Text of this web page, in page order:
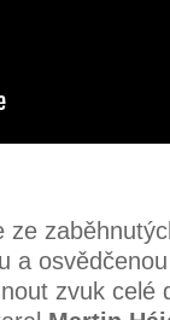
ze
a
zvuk celé